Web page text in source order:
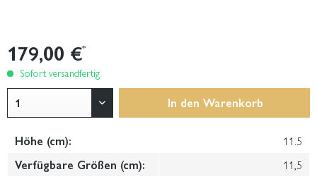
179,00 €*
Sofort versandfertig
In den Warenkorb
Höhe (cm):
11.5
Verfügbare Größen (cm):
11,5